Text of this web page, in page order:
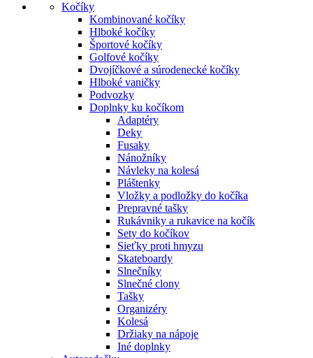
Kočíky
Kombinované kočíky
Hlboké kočíky
Športové kočíky
Golfové kočíky
Dvojíčkové a súrodenecké kočíky
Hlboké vaničky
Podvozky
Doplnky ku kočíkom
Adaptéry
Deky
Fusaky
Nánožníky
Návleky na kolesá
Pláštenky
Vložky a podložky do kočíka
Prepravné tašky
Rukávniky a rukavice na kočík
Sety do kočíkov
Sieťky proti hmyzu
Skateboardy
Slnečníky
Slnečné clony
Tašky
Organizéry
Kolesá
Držiaky na nápoje
Iné doplnky